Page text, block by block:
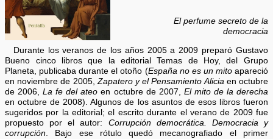
El perfume secreto de la
democracia
Durante los veranos de los años 2005 a 2009 preparó Gustavo
Bueno cinco libros que la editorial Temas de Hoy, del Grupo
Planeta, publicaba durante el otoño (España no es un mito apareció
en noviembre de 2005, Zapatero y el Pensamiento Alicia en octubre
de 2006,La fe del ateo en octubre de 2007, El mito de la derecha
en octubre de 2008). Algunos de los asuntos de esos libros fueron
sugeridos por la editorial; el escrito durante el verano de 2009 fue
propuesto por el autor: Corrupción democrática. Democracia y
corrupción . Bajo ese rótulo quedó mecanografiado el primer